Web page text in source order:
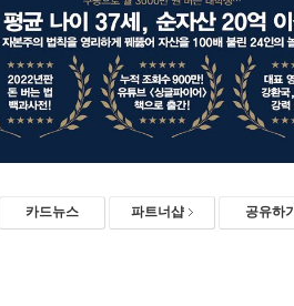
카드뉴스 파트너샵 공유하기